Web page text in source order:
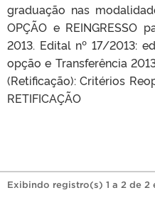
graduação nas
OPÇÃO e
2013. Edital nº 17/2013:
opção e Transferência
(Retificação): Critérios
RETIFICAÇÃO
Exibindo registro(s) 1 a 2 de 2